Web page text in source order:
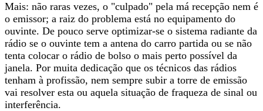
Mais: não raras vezes, o "culpado" pela má recepção nem é
o emissor; a raiz do problema está no equipamento do
ouvinte. De pouco serve optimizar-se o sistema radiante da
rádio se o ouvinte tem a antena do carro partida ou se não
tenta colocar o rádio de bolso o mais perto possível da
janela. Por muita dedicação que os técnicos das rádios
tenham à profissão, nem sempre subir a torre de emissão
vai resolver esta ou aquela situação de fraqueza de sinal ou
interferência.